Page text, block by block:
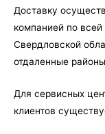
923005-
0300020:
Т750.Т12
Доставку
компанией по всей
Свердловской
отдаленные
Для сервисных
клиентов